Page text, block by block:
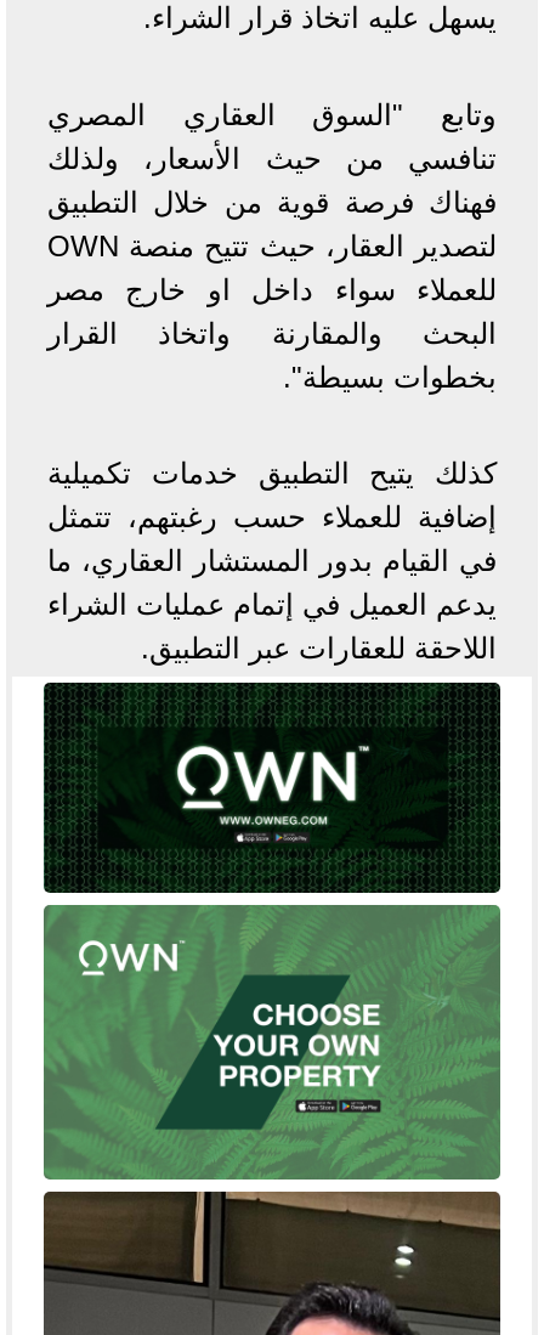
يسهل عليه اتخاذ قرار الشراء.
وتابع "السوق العقاري المصري
تنافسي من حيث الأسعار، ولذلك
فهناك فرصة قوية من خلال التطبيق
لتصدير العقار، حيث تتيح منصة OWN
للعملاء سواء داخل او خارج مصر
البحث والمقارنة واتخاذ القرار
بخطوات بسيطة".
كذلك يتيح التطبيق خدمات تكميلية
إضافية للعملاء حسب رغبتهم، تتمثل
في القيام بدور المستشار العقاري، ما
يدعم العميل في إتمام عمليات الشراء
اللاحقة للعقارات عبر التطبيق.